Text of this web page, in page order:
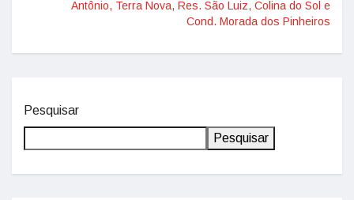
Antônio, Terra Nova, Res. São Luiz, Colina do Sol e
Cond. Morada dos Pinheiros
Pesquisar
Pesquisar